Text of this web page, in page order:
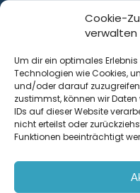
Cookie-
verwalten
Um dir ein optimales
Technologien wie Cookies,
und/oder darauf
zustimmst, können wir
IDs auf dieser Website
nicht erteilst oder
Funktionen beeinträchtigt
ist
4050